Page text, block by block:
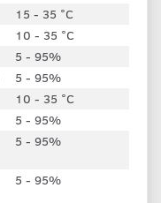
15 - 35 °C
10 - 35 °C
5 - 95%
5 - 95%
10 - 35 °C
5 - 95%
5 - 95%
5 - 95%